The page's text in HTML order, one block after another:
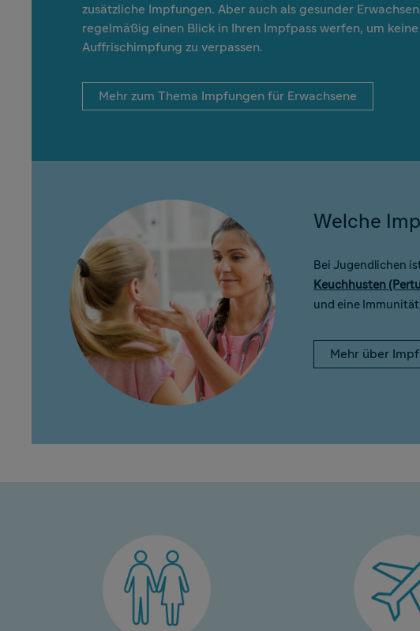
zusätzliche Impfungen. Aber auch als gesunder
regelmäßig einen Blick in Ihren Impfpass werfen, um keine
Auffrischimpfung zu verpassen.
Mehr zum Thema Impfungen für Erwachsene
Welche
Bei Jugendlichen
Keuchhusten
und eine
Mehr über